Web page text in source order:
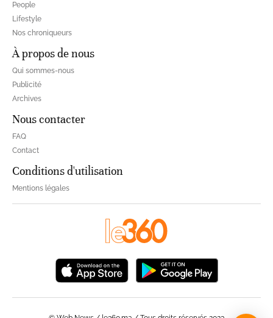
People
Lifestyle
Nos chroniqueurs
À propos de nous
Qui sommes-nous
Publicité
Archives
Nous contacter
FAQ
Contact
Conditions d'utilisation
Mentions légales